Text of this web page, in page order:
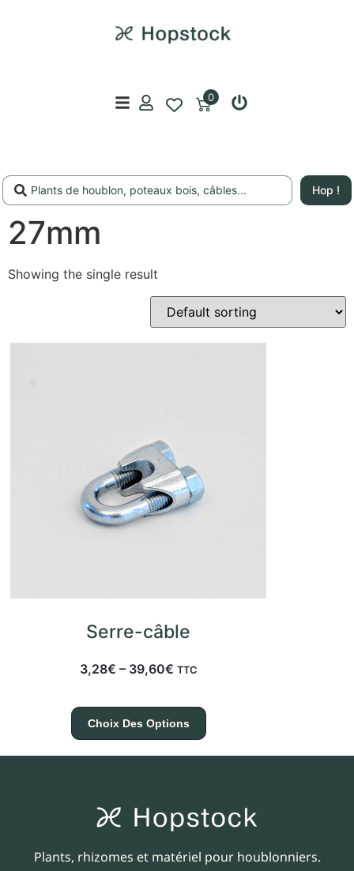
0
Hop !
27mm
Showing the single result
Serre-câble
3,28€ – 39,60€ TTC
Choix Des Options
Plants, rhizomes et matériel pour houblonniers.